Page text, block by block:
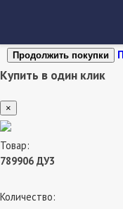
Продолжить покупки
Купить в один клик
×
Товар:
789906 ДУ3
Количество: